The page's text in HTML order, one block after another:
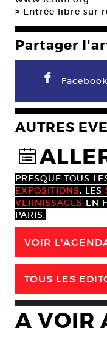
> Entrée libre sur
Partager
F Facebook
AUTRES
@
PRESQUE TOUS
EXPOSITIONS, LES
VERNISSAGES EN
PARIS.
VOIR
TOUS LES
A VOIR